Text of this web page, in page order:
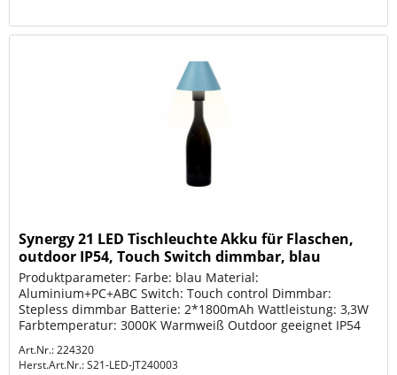
Synergy 21 LED Tischleuchte Akku für Flaschen,
outdoor IP54, Touch Switch dimmbar, blau
Produktparameter: Farbe: blau Material:
Aluminium+PC+ABC Switch: Touch control Dimmbar:
Stepless dimmbar Batterie: 2*1800mAh Wattleistung: 3,3W
Farbtemperatur: 3000K Warmweiß Outdoor geeignet IP54
Art.Nr.: 224320
Herst.Art.Nr.:S21-LED-JT240003